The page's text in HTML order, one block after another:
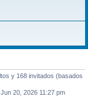
y 168 invitados (basados
20, 2026 11:27 pm